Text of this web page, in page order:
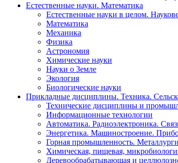
Естественные науки. Математика
Естественные науки в целом.
Математика
Механика
Физика
Астрономия
Химические науки
Науки о Земле
Экология
Биологические науки
Прикладные дисциплины. Техника.
Технические дисциплины и
Информационные технологии
Автоматика. Радиоэлектроника.
Энергетика. Машиностроение.
Горная промышленность.
Химическая, пищевая,
Деревообрабатывающая и